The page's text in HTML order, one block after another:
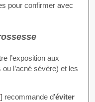
pour confirmer avec
l’exposition aux
l’acné sévère) et les
] recommande d’éviter